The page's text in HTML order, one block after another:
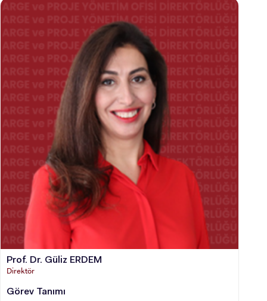
LİSANSÜSTÜ EĞİTİM ENSTİTÜSÜ
ADAYLARI
ÖNLİSANS ve
LİSANS ADAY ÖĞRENCİ
Prof. Dr. Güliz ERDEM
Direktör
Görev Tanımı